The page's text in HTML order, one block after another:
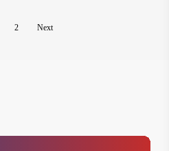
2 Next